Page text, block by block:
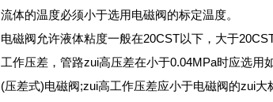
流体的温度必须小于选用电磁阀的标定温度。
电磁阀允许液体粘度一般在20CST以下，大于20CST
工作压差，管路zui高压差在小于0.04MPa时应选用
(压差式)电磁阀;zui高工作压差应小于电磁阀的zui